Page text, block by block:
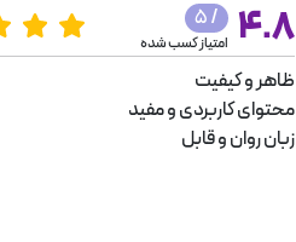
4.8
/ 5
امتیاز کسب شده
ظاهر و کیفیت
محتوای کاربردی و مفید
زبان روان و قابل